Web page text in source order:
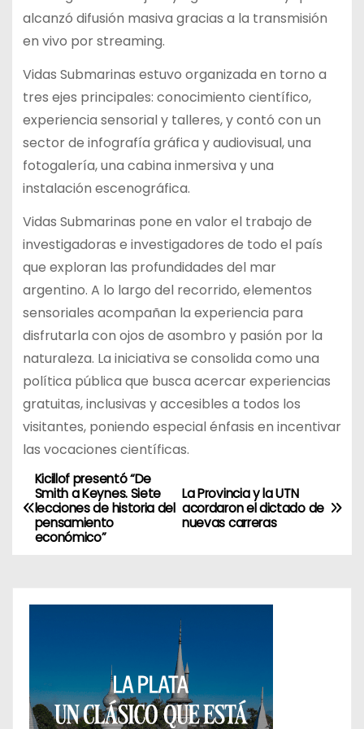
alcanzó difusión masiva gracias a la transmisión
en vivo por streaming.
Vidas Submarinas estuvo organizada en torno a
tres ejes principales: conocimiento científico,
experiencia sensorial y talleres, y contó con un
sector de infografía gráfica y audiovisual, una
fotogalería, una cabina inmersiva y una
instalación escenográfica.
Vidas Submarinas pone en valor el trabajo de
investigadoras e investigadores de todo el país
que exploran las profundidades del mar
argentino. A lo largo del recorrido, elementos
sensoriales acompañan la experiencia para
disfrutarla con ojos de asombro y pasión por la
naturaleza. La iniciativa se consolida como una
política pública que busca acercar experiencias
gratuitas, inclusivas y accesibles a todos los
visitantes, poniendo especial énfasis en incentivar
las vocaciones científicas.
N
a
c
La Provincia y la UTN
acordaron el dictado de
nuevas carreras
Kicillof presentó “De
Smith a Keynes. Siete
lecciones de historia del
pensamiento
económico”